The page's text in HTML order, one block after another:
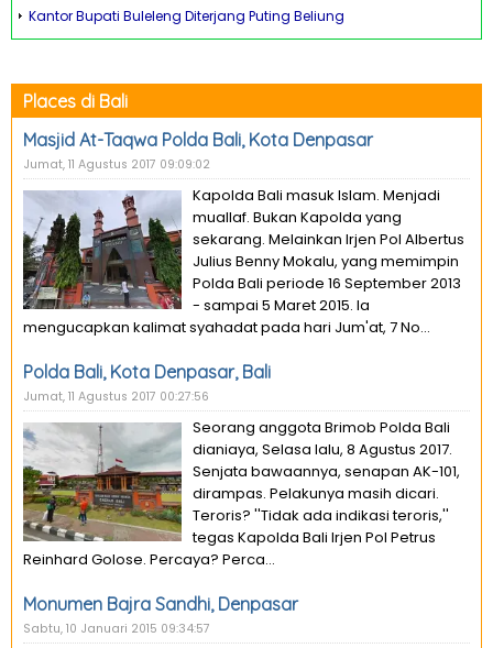
Kantor Bupati Buleleng Diterjang Puting Beliung
Places di Bali
Masjid At-Taqwa Polda Bali, Kota Denpasar
Jumat, 11 Agustus 2017 09:09:02
Kapolda Bali masuk Islam. Menjadi
muallaf. Bukan Kapolda yang
sekarang. Melainkan Irjen Pol Albertus
Julius Benny Mokalu, yang memimpin
Polda Bali periode 16 September 2013
- sampai 5 Maret 2015. Ia
mengucapkan kalimat syahadat pada hari Jum'at, 7 No...
Polda Bali, Kota Denpasar, Bali
Jumat, 11 Agustus 2017 00:27:56
Seorang anggota Brimob Polda Bali
dianiaya, Selasa lalu, 8 Agustus 2017.
Senjata bawaannya, senapan AK-101,
dirampas. Pelakunya masih dicari.
Teroris? ''Tidak ada indikasi teroris,''
tegas Kapolda Bali Irjen Pol Petrus
Reinhard Golose. Percaya? Perca...
Monumen Bajra Sandhi, Denpasar
Sabtu, 10 Januari 2015 09:34:57